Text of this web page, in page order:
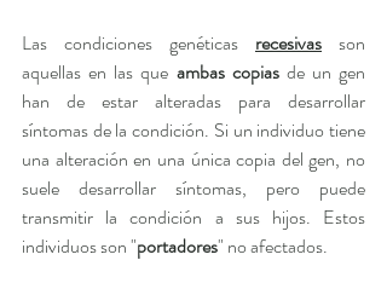
Las condiciones genéticas recesivas son
aquellas en las que ambas copias de un gen
han de estar alteradas para desarrollar
síntomas de la condición. Si un individuo tiene
una alteración en una única copia del gen, no
suele desarrollar síntomas, pero puede
transmitir la condición a sus hijos. Estos
individuos son "portadores" no afectados.